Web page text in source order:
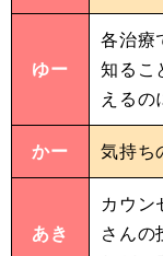
ゆー
各治療
知るこ
えるの
かー 気持ち
あき
カウン
さんの